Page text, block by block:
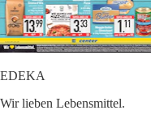
EDEKA
Wir lieben Lebensmittel.